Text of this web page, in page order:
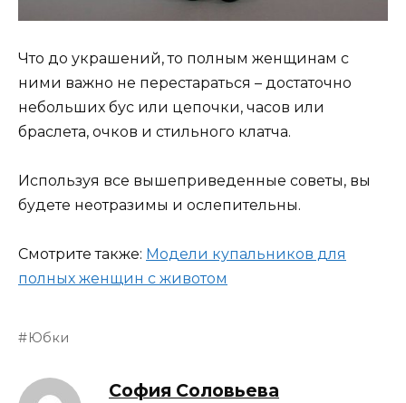
Что до украшений, то полным женщинам с
ними важно не перестараться – достаточно
небольших бус или цепочки, часов или
браслета, очков и стильного клатча.
Используя все вышеприведенные советы, вы
будете неотразимы и ослепительны.
Смотрите также: Модели купальников для
полных женщин с животом
Юбки
София Соловьева